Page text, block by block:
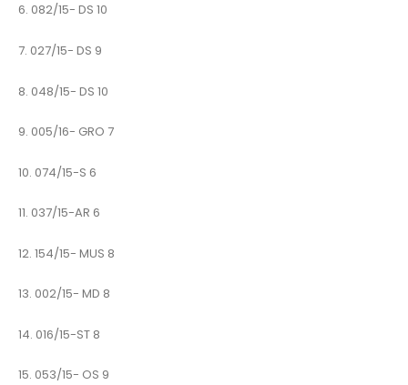
6. 082/15- DS 10
7. 027/15- DS 9
8. 048/15- DS 10
9. 005/16- GRO 7
10. 074/15-S 6
11. 037/15-AR 6
12. 154/15- MUS 8
13. 002/15- MD 8
14. 016/15-ST 8
15. 053/15- OS 9